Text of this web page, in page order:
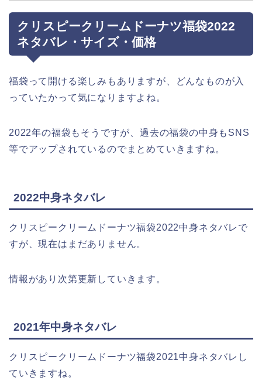
クリスピークリームドーナツ福袋2022
ネタバレ・サイズ・価格
福袋って開ける楽しみもありますが、どんなものが入
っていたかって気になりますよね。
2022年の福袋もそうですが、過去の福袋の中身もSNS
等でアップされているのでまとめていきますね。
2022中身ネタバレ
クリスピークリームドーナツ福袋2022中身ネタバレで
すが、現在はまだありません。
情報があり次第更新していきます。
2021年中身ネタバレ
クリスピークリームドーナツ福袋2021中身ネタバレし
ていきますね。